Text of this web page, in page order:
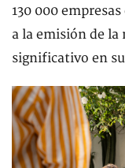
130 000
a la emisión de
significativo en